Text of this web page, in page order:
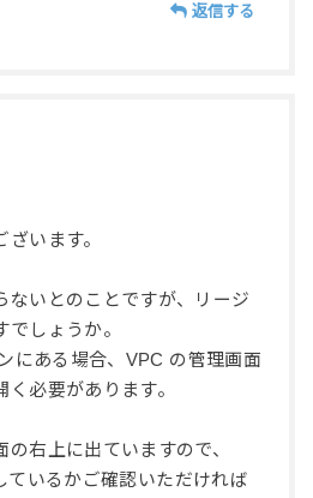
返信する
います。
ないとのことですが、リージ
でしょうか。
にある場合、VPC の管理画面
必要があります。
の右上に出ていますので、
ているかご確認いただければ